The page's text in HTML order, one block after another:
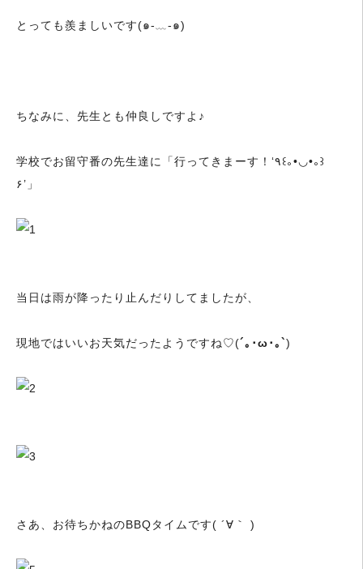
とっても羨ましいです(๑-﹏-๑)
ちなみに、先生とも仲良しですよ♪
学校でお留守番の先生達に「行ってきまーす！‘٩꒰｡•◡•｡꒱
۶’」
当日は雨が降ったり止んだりしてましたが、
現地ではいいお天気だったようですね♡(´｡･ω･｡ `)
さあ、お待ちかねのBBQタイムです( ´∀｀ )